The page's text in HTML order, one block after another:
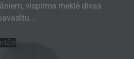
vispirms meklē divas